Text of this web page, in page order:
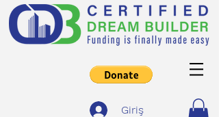
Giriş